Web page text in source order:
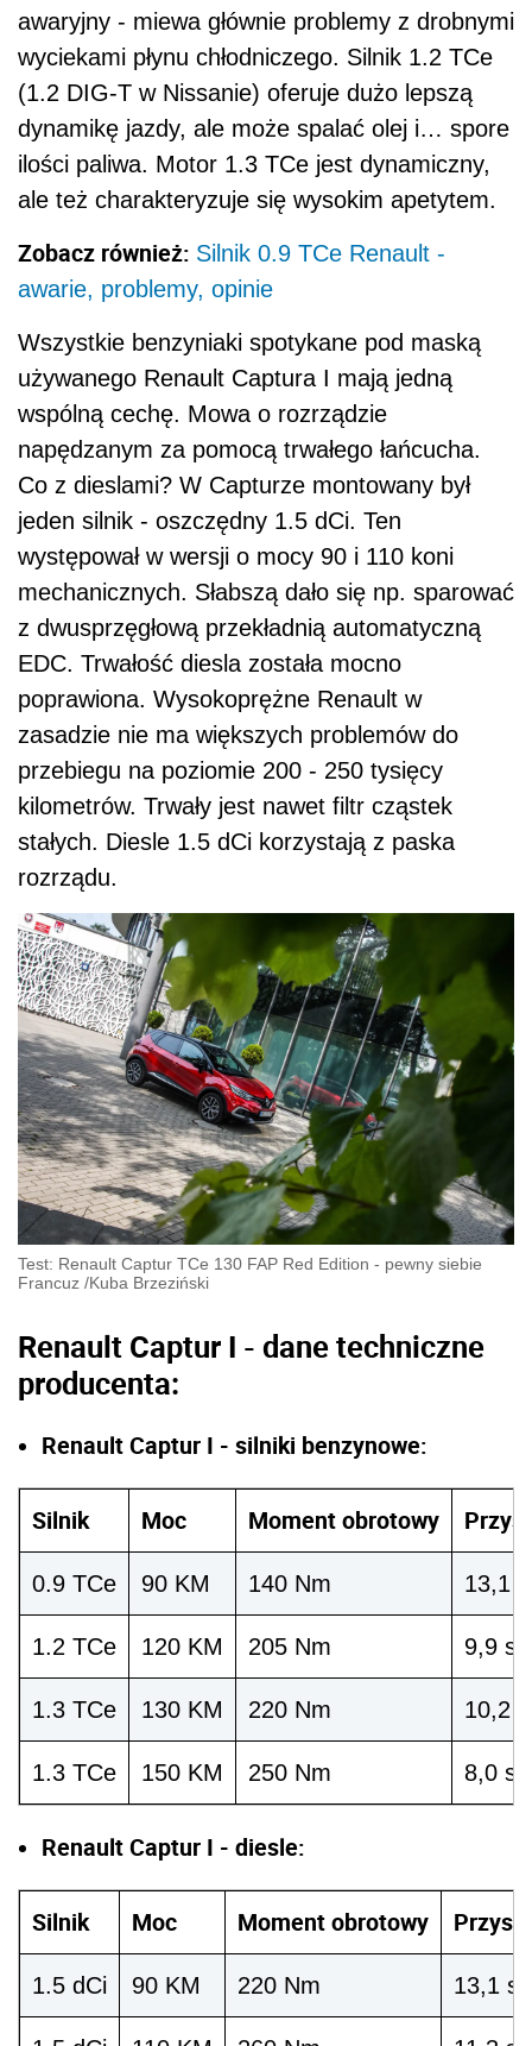
awaryjny - miewa głównie problemy z drobnymi
wyciekami płynu chłodniczego. Silnik 1.2 TCe
(1.2 DIG-T w Nissanie) oferuje dużo lepszą
dynamikę jazdy, ale może spalać olej i… spore
ilości paliwa. Motor 1.3 TCe jest dynamiczny,
ale też charakteryzuje się wysokim apetytem.
Zobacz również: Silnik 0.9 TCe Renault -
awarie, problemy, opinie
Wszystkie benzyniaki spotykane pod maską
używanego Renault Captura I mają jedną
wspólną cechę. Mowa o rozrządzie
napędzanym za pomocą trwałego łańcucha.
Co z dieslami? W Capturze montowany był
jeden silnik - oszczędny 1.5 dCi. Ten
występował w wersji o mocy 90 i 110 koni
mechanicznych. Słabszą dało się np. sparować
z dwusprzęgłową przekładnią automatyczną
EDC. Trwałość diesla została mocno
poprawiona. Wysokoprężne Renault w
zasadzie nie ma większych problemów do
przebiegu na poziomie 200 - 250 tysięcy
kilometrów. Trwały jest nawet filtr cząstek
stałych. Diesle 1.5 dCi korzystają z paska
rozrządu.
Test: Renault Captur TCe 130 FAP Red Edition - pewny siebie
Francuz /Kuba Brzeziński
Renault Captur I - dane techniczne
producenta:
Renault Captur I - silniki benzynowe:
Silnik Moc Moment obrotowy
0.9 TCe 90 KM 140 Nm 13,1
1.2 TCe 120 KM 205 Nm 9,9 s.
1.3 TCe 130 KM 220 Nm 10,2
1.3 TCe 150 KM 250 Nm 8,0 s.
Renault Captur I - diesle:
Silnik Moc Moment obrotowy
1.5 dCi 90 KM 220 Nm 13,1 s.